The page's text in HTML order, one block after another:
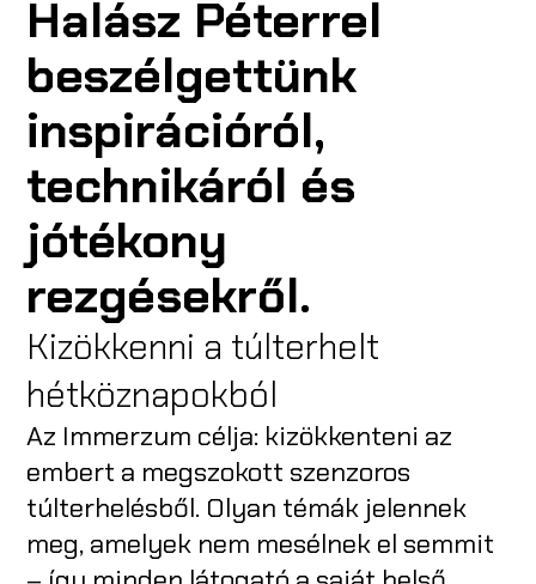
Halász Péterrel
beszélgettünk
inspirációról,
technikáról és
jótékony
rezgésekről.
Kizökkenni a túlterhelt
hétköznapokból
Az Immerzum célja: kizökkenteni az
embert a megszokott szenzoros
túlterhelésből. Olyan témák jelennek
meg, amelyek nem mesélnek el semmit